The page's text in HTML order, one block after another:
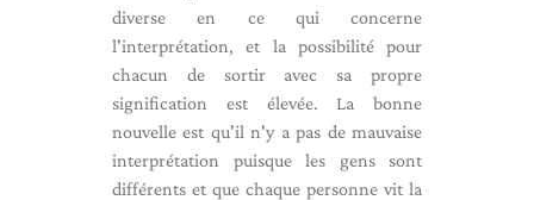
diverse en ce qui concerne
l'interprétation, et la possibilité pour
chacun de sortir avec sa propre
signification est élevée. La bonne
nouvelle est qu'il n'y a pas de mauvaise
interprétation puisque les gens sont
différents et que chaque personne vit la